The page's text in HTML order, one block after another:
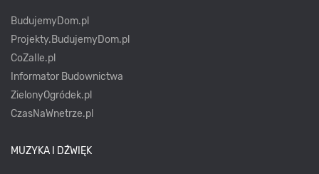
BudujemyDom.pl
Projekty.BudujemyDom.pl
CoZaIle.pl
Informator Budownictwa
ZielonyOgródek.pl
CzasNaWnetrze.pl
MUZYKA I DŹWIĘK